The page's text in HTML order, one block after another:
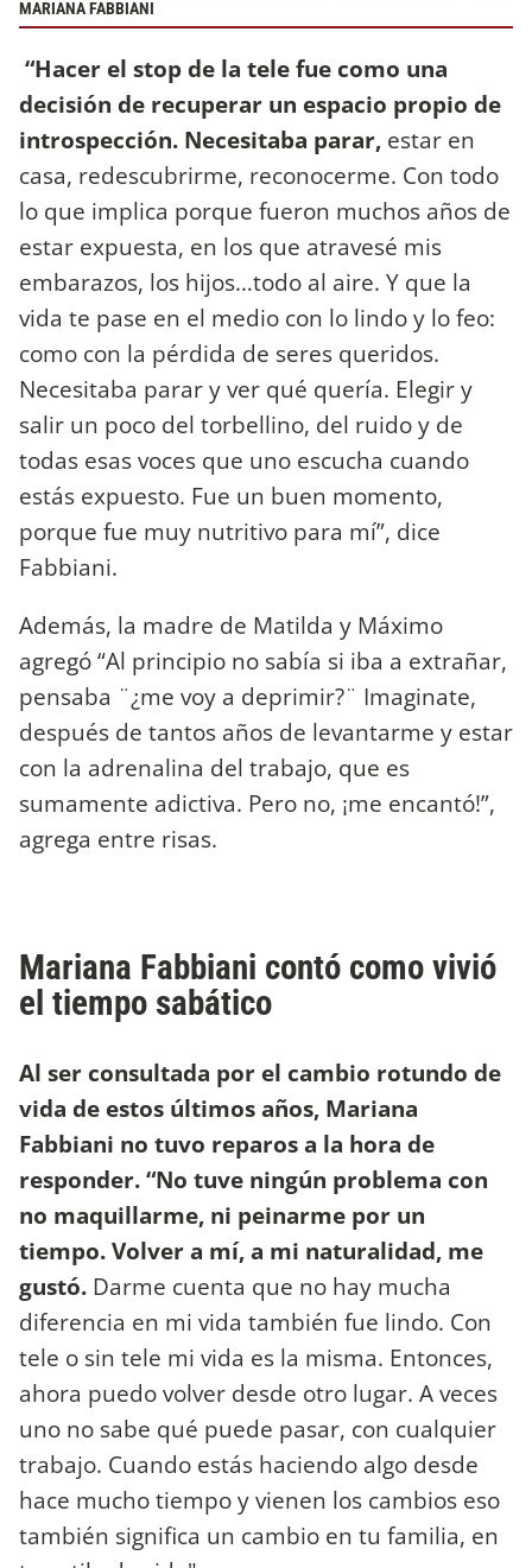
MARIANA FABBIANI
“Hacer el stop de la tele fue como una
decisión de recuperar un espacio propio de
introspección. Necesitaba parar, estar en
casa, redescubrirme, reconocerme. Con todo
lo que implica porque fueron muchos años de
estar expuesta, en los que atravesé mis
embarazos, los hijos…todo al aire. Y que la
vida te pase en el medio con lo lindo y lo feo:
como con la pérdida de seres queridos.
Necesitaba parar y ver qué quería. Elegir y
salir un poco del torbellino, del ruido y de
todas esas voces que uno escucha cuando
estás expuesto. Fue un buen momento,
porque fue muy nutritivo para mí”, dice
Fabbiani.
Además, la madre de Matilda y Máximo
agregó “Al principio no sabía si iba a extrañar,
pensaba ¨¿me voy a deprimir?¨ Imaginate,
después de tantos años de levantarme y estar
con la adrenalina del trabajo, que es
sumamente adictiva. Pero no, ¡me encantó!”,
agrega entre risas.
Mariana Fabbiani contó como vivió
el tiempo sabático
Al ser consultada por el cambio rotundo de
vida de estos últimos años, Mariana
Fabbiani no tuvo reparos a la hora de
responder. “No tuve ningún problema con
no maquillarme, ni peinarme por un
tiempo. Volver a mí, a mi naturalidad, me
gustó. Darme cuenta que no hay mucha
diferencia en mi vida también fue lindo. Con
tele o sin tele mi vida es la misma. Entonces,
ahora puedo volver desde otro lugar. A veces
uno no sabe qué puede pasar, con cualquier
trabajo. Cuando estás haciendo algo desde
hace mucho tiempo y vienen los cambios eso
también significa un cambio en tu familia, en